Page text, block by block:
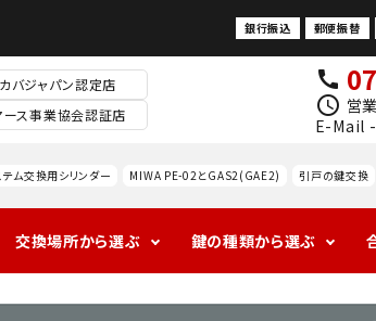
銀行振込 郵便振替
バジャパン認定店
ース事業協会認証店
call
schedule 営
E-Mail
テム交換用シリンダー MIWA PE-02とGAS2(GAE2) 引戸の鍵交換
交換場所から選ぶ 鍵の種類から選ぶ